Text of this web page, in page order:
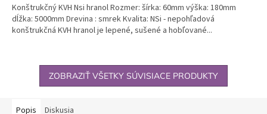
Konštrukčný KVH Nsi hranol Rozmer: šírka: 60mm výška: 180mm
dĺžka: 5000mm Drevina : smrek Kvalita: NSi - nepohľadová
konštrukčná KVH hranol je lepené, sušené a hobľované...
ZOBRAZIŤ VŠETKY SÚVISIACE PRODUKTY
Popis Diskusia